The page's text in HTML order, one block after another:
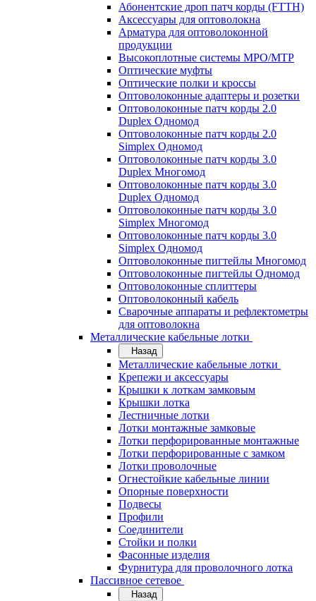
Абонентские дроп патч корды (FTTH)
Аксессуары для оптоволокна
Арматура для оптоволоконной
продукции
Высокоплотные системы MPO/MTP
Оптические муфты
Оптические полки и кроссы
Оптоволоконные адаптеры и розетки
Оптоволоконные патч корды 2.0
Duplex Одномод
Оптоволоконные патч корды 2.0
Simplex Одномод
Оптоволоконные патч корды 3.0
Duplex Многомод
Оптоволоконные патч корды 3.0
Duplex Одномод
Оптоволоконные патч корды 3.0
Simplex Многомод
Оптоволоконные патч корды 3.0
Simplex Одномод
Оптоволоконные пигтейлы Многомод
Оптоволоконные пигтейлы Одномод
Оптоволоконные сплиттеры
Оптоволоконный кабель
Сварочные аппараты и рефлектометры
для оптоволокна
Металлические кабельные лотки
Назад
Металлические кабельные лотки
Крепежи и аксессуары
Крышки к лоткам замковым
Крышки лотка
Лестничные лотки
Лотки монтажные замковые
Лотки перфорированные монтажные
Лотки перфорированные с замком
Лотки проволочные
Огнестойкие кабельные линии
Опорные поверхности
Подвесы
Профили
Соединители
Стойки и полки
Фасонные изделия
Фурнитура для проволочного лотка
Пассивное сетевое
Назад